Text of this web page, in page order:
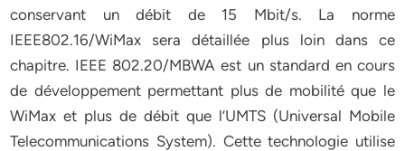
conservant un débit de 15 Mbit/s. La norme
IEEE802.16/WiMax sera détaillée plus loin dans ce
chapitre. IEEE 802.20/MBWA est un standard en cours
de développement permettant plus de mobilité que le
WiMax et plus de débit que l’UMTS (Universal Mobile
Telecommunications System). Cette technologie utilise